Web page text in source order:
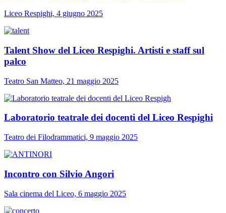
Liceo Respighi, 4 giugno 2025
Talent Show del Liceo Respighi. Artisti e staff sul
palco
Teatro San Matteo, 21 maggio 2025
Laboratorio teatrale dei docenti del Liceo Respighi
Teatro dei Filodrammatici, 9 maggio 2025
Incontro con Silvio Angori
Sala cinema del Liceo, 6 maggio 2025